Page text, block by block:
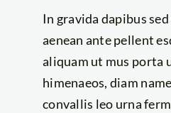
In gravida dapibus
aenean ante pellent
aliquam ut mus porta
himenaeos, diam name
convallis leo urna